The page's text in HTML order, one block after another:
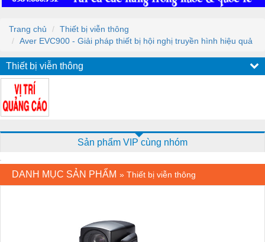
Trang chủ
Thiết bị viễn thông
Aver EVC900 - Giải pháp thiết bị hội nghị truyền hình hiệu quả
Thiết bị viễn thông
Sản phẩm VIP cùng nhóm
DANH MỤC SẢN PHẨM » Thiết bị viễn thông